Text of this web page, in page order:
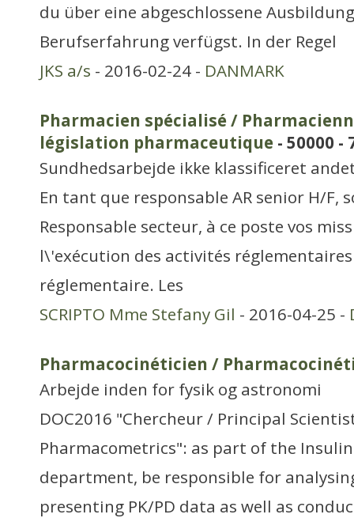
du über eine abgeschlossene
Berufserfahrung verfügst. In der Regel
JKS a/s - 2016-02-24 - DANMARK
Pharmacien spécialisé /
législation pharmaceutique - 50000 -
Sundhedsarbejde ikke klassificeret
En tant que responsable AR senior H/F,
Responsable secteur, à ce poste vos
l\'exécution des activités
réglementaire. Les
SCRIPTO Mme Stefany Gil - 2016-04-25 -
Pharmacocinéticien /
Arbejde inden for fysik og astronomi
DOC2016 "Chercheur / Principal
Pharmacometrics": as part of the
department, be responsible for
presenting PK/PD data as well as